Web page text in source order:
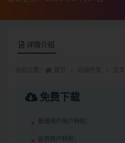
详情介绍
免费下载
普通用户用户特权：
会员用户特权：